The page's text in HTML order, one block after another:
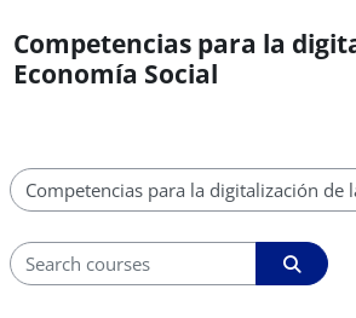
Competencias para la
Economía Social
Course categories
Search courses
Search